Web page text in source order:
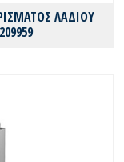
ΛΑΔΙΟΥ